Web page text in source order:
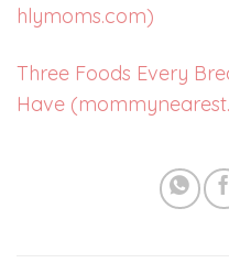
hlymoms.com)
Three Foods Every
Have